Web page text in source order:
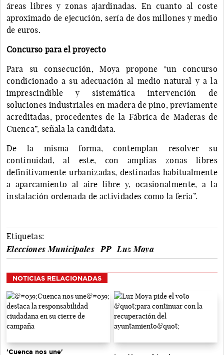
áreas libres y zonas ajardinadas. En cuanto al coste
aproximado de ejecución, sería de dos millones y medio
de euros.
Concurso para el proyecto
Para su consecución, Moya propone "un concurso
condicionado a su adecuación al medio natural y a la
imprescindible y sistemática intervención de
soluciones industriales en madera de pino, previamente
acreditadas, procedentes de la Fábrica de Maderas de
Cuenca”, señala la candidata.
De la misma forma, contemplan resolver su
continuidad, al este, con amplias zonas libres
definitivamente urbanizadas, destinadas habitualmente
a aparcamiento al aire libre y, ocasionalmente, a la
instalación ordenada de actividades como la feria”.
Etiquetas:
Elecciones Municipales
PP Luz Moya
NOTICIAS RELACIONADAS
'Cuenca nos une'